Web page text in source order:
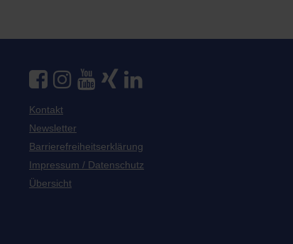
Kontakt
Newsletter
Barrierefreiheitserklärung
Impressum / Datenschutz
Übersicht